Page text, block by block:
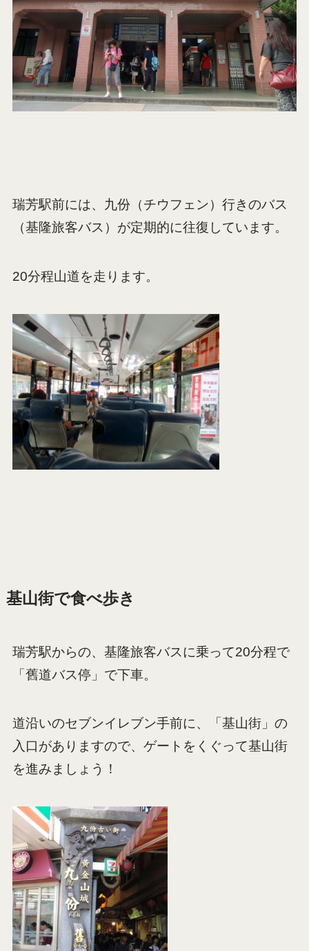
瑞芳駅前には、九份（チウフェン）行きのバス
（基隆旅客バス）が定期的に往復しています。
20分程山道を走ります。
基山街で食べ歩き
瑞芳駅からの、基隆旅客バスに乗って20分程で
「舊道バス停」で下車。
道沿いのセブンイレブン手前に、「基山街」の
入口がありますので、ゲートをくぐって基山街
を進みましょう！